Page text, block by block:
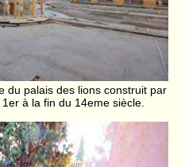
du palais des lions construit par
à la fin du 14eme siècle.